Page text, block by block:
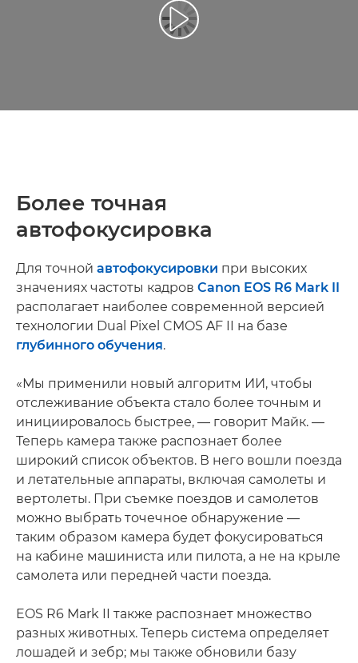
Воспроизведение видео
Более точная
автофокусировка
Для точной автофокусировки при высоких
значениях частоты кадров Canon EOS R6 Mark II
располагает наиболее современной версией
технологии Dual Pixel CMOS AF II на базе
глубинного обучения.
«Мы применили новый алгоритм ИИ, чтобы
отслеживание объекта стало более точным и
инициировалось быстрее, — говорит Майк. —
Теперь камера также распознает более
широкий список объектов. В него вошли поезда
и летательные аппараты, включая самолеты и
вертолеты. При съемке поездов и самолетов
можно выбрать точечное обнаружение —
таким образом камера будет фокусироваться
на кабине машиниста или пилота, а не на крыле
самолета или передней части поезда.
EOS R6 Mark II также распознает множество
разных животных. Теперь система определяет
лошадей и зебр; мы также обновили базу